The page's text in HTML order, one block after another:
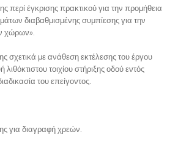
έγκρισης πρακτικού για την προμήθεια
διαβαθμισμένης συμπίεσης για την
χώρων».
με ανάθεση εκτέλεσης του έργου
τοιχίου στήριξης οδού εντός
του επείγοντος.
για διαγραφή χρεών.